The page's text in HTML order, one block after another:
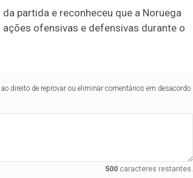
partida e reconheceu que a Noruega
ofensivas e defensivas durante o
direito de reprovar ou eliminar comentários em desacordo
500caracteres restantes.